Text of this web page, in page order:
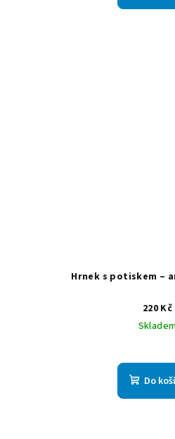
Hrnek s potiskem –
220 Kč
Do